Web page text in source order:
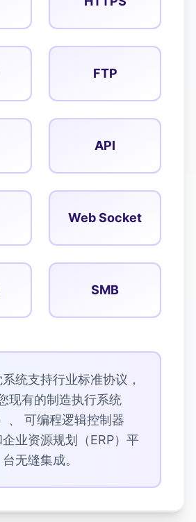
FTP
API
Web Socket
SMB
统支持行业标准协议，
现有的制造执行系统
、 可编程逻辑控制器
企业资源规划（ERP）平
台无缝集成。